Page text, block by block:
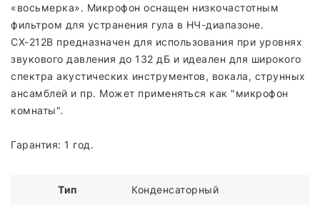
«восьмерка». Микрофон оснащен низкочастотным
фильтром для устранения гула в НЧ-диапазоне.
CX-212B предназначен для использования при уровнях
звукового давления до 132 дБ и идеален для широкого
спектра акустических инструментов, вокала, струнных
ансамблей и пр. Может применяться как "микрофон
комнаты".
Гарантия: 1 год.
Тип Конденсаторный